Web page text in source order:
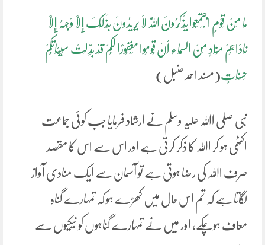
مَا مِنْ قَوْمٍ اجْتَمَعُوا یَذْکُرُونَ اللَّہَ لَا یُرِیدُونَ بِذَلِکَ إِلَّا وَجْہَہُ إِلَّا
نَادَاہُمْ مُنَادٍ مِنْ السَّمَاء أَنْ قُومُوا مَغْفُورًا لَکُمْ قَدْ بُدِّلَتْ سَیِّئَاتُکُمْ
حَسَنَاتٍ(مسند احمد حنبل)
نبی صلی اﷲ علیہ وسلم نے ارشاد فرمایا جب کوئی جماعت
اکٹھی ہو کر اﷲ کا ذکر کرتی ہے اور اس سے اس کا مقصد
صرف اﷲ کی رضا ہوتی ہے تو آسمان سے ایک منادی آواز
لگاتا ہے کہ تم اس حال میں کھڑے ہو کہ تمہارے گناہ
معاف ہوچکے، اور میں نے تمہارے گناہوں کو نیکیوں سے